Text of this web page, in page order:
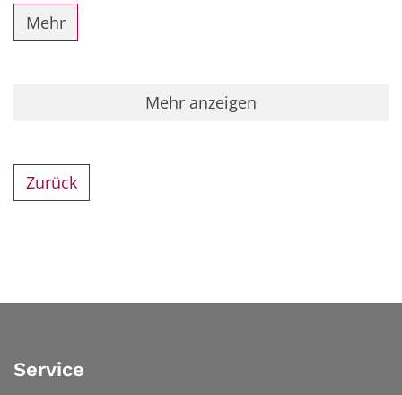
Mehr
Mehr anzeigen
Zurück
Service